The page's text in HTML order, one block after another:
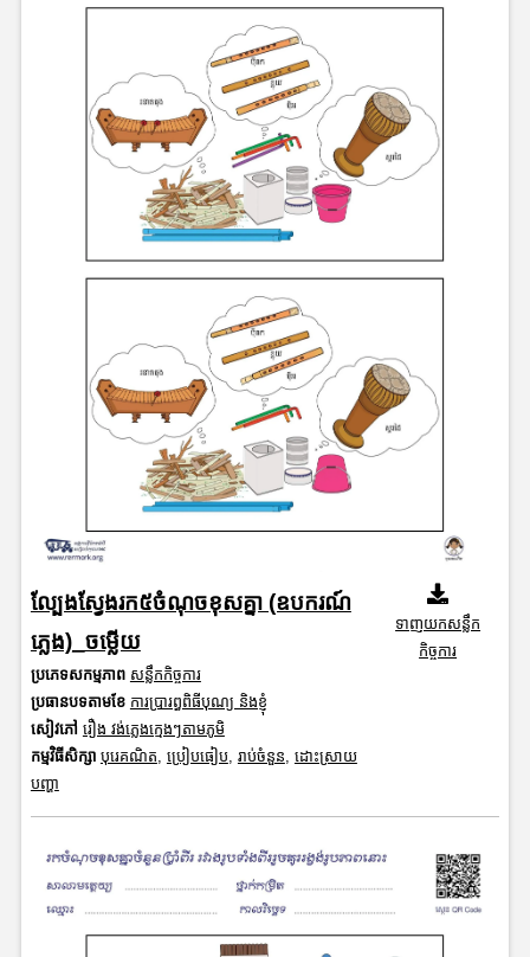
ល្បែងស្វែងរក៥ចំណុចខុសគ្នា (ឧបករណ៍
ភ្លេង)_ចម្លើយ
ប្រភេទសកម្មភាព សន្លឹកកិច្ចការ
ប្រធានបទតាមខែ ការប្រារព្ធពិធីបុណ្យ និងខ្ញុំ
សៀវភៅ រឿង វង់ភ្លេងក្មេងៗតាមភូមិ
កម្មវិធីសិក្សា បុរេគណិត, ប្រៀបធៀប, រាប់ចំនួន, ដោះស្រាយ
បញ្ហា
ទាញយកសន្លឹក
កិច្ចការ